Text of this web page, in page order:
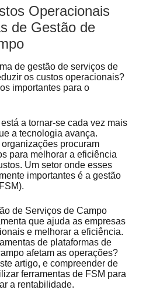
Operacionais
de Gestão de
de gestão de serviços de
os custos operacionais?
importantes para o
a tornar-se cada vez mais
a tecnologia avança.
procuram
para melhorar a eficiência
Um setor onde esses
importantes é a gestão
de Serviços de Campo
que ajuda as empresas
e melhorar a eficiência.
de plataformas de
afetam as operações?
artigo, e compreender de
ferramentas de FSM para
a rentabilidade.